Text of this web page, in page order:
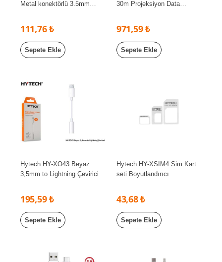
Metal konektörlü 3.5mm
111,76 ₺
Sepete Ekle
30m Projeksiyon Data
971,59 ₺
Sepete Ekle
Hytech HY-XO43 Beyaz
3,5mm to Lightning Çevirici
195,59 ₺
Sepete Ekle
Hytech HY-XSIM4 Sim Kart
seti Boyutlandırıcı
43,68 ₺
Sepete Ekle